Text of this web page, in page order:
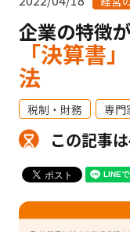
企業の特徴
「決算書
法
税制・財務 専門
この記事